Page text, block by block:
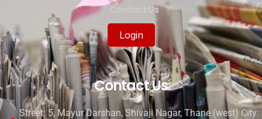
Contact Us
Login
Contact Us
Street: 5, Mayur Darshan, Shivaji Nagar, Thane (west) City: